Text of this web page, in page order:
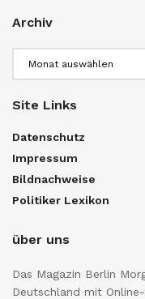
Archiv
Site Links
Datenschutz
Impressum
Bildnachweise
Politiker Lexikon
über uns
Das Magazin Berlin
Deutschland mit